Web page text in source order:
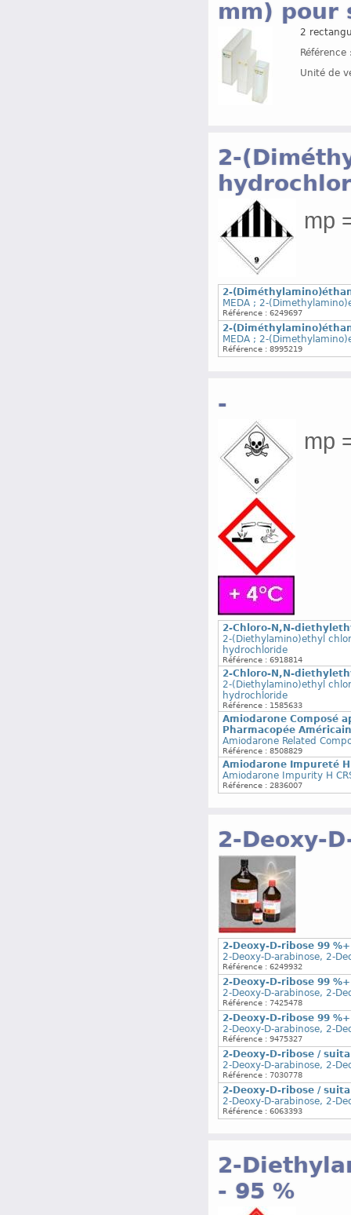
mm) pour
2
Unité de
2-
mp
2-
MEDA ; 2-
Référence : 6249697
2-
MEDA ; 2-
Référence : 8995219
-
mp
2-Chloro-N,N-
2-(Diethylamino)ethyl
hydrochloride
Référence : 6918814
2-Chloro-N,N-
2-(Diethylamino)ethyl
hydrochloride
Référence : 1585633
Amiodarone Composé
Pharmacopée
Amiodarone Related
Référence : 8508829
Amiodarone Impureté H
Amiodarone Impurity H
Référence : 2836007
2-Deoxy-
2-Deoxy-D-ribose 99 %+
2-Deoxy-D-arabinose, 2-
Référence : 6249932
2-Deoxy-D-ribose 99 %+
2-Deoxy-D-arabinose, 2-
Référence : 7425478
2-Deoxy-D-ribose 99 %+
2-Deoxy-D-arabinose, 2-
Référence : 9475327
2-Deoxy-D-ribose /
2-Deoxy-D-arabinose, 2-
Référence : 7030778
2-Deoxy-D-ribose /
2-Deoxy-D-arabinose, 2-
Référence : 6063393
2-
- 95 %